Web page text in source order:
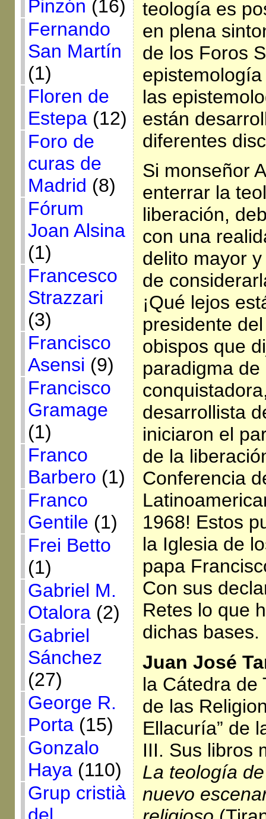
Pinzón (16)
Fernando
San Martín
(1)
Floren de
Estepa(12)
Foro de
curas de
Madrid (8)
Fórum
Joan Alsina
(1)
Francesco
Strazzari
(3)
Francisco
Asensi (9)
Francisco
Gramage
(1)
Franco
Barbero (1)
Franco
Gentile (1)
Frei Betto
(1)
Gabriel M.
Otalora(2)
Gabriel
Sánchez
(27)
George R.
Porta(15)
Gonzalo
Haya(110)
Grup cristià
teología es
en plena
de los Foros
las
están
diferentes
Si monseñor
enterrar la
liberación,
con una
delito mayor
de
¡Qué lejos
presidente
obispos que
paradigma de
desarrollista
iniciaron el
de la
Conferencia
1968! Estos
la Iglesia de
papa
Con sus
Retes lo que
dichas bases.
Juan José
la Cátedra de
de las
Ellacuría” de
III. Sus libros
La teología
nuevo